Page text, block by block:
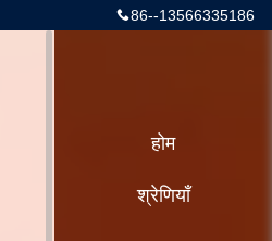
86--13566335186
होम
श्रेणियाँ